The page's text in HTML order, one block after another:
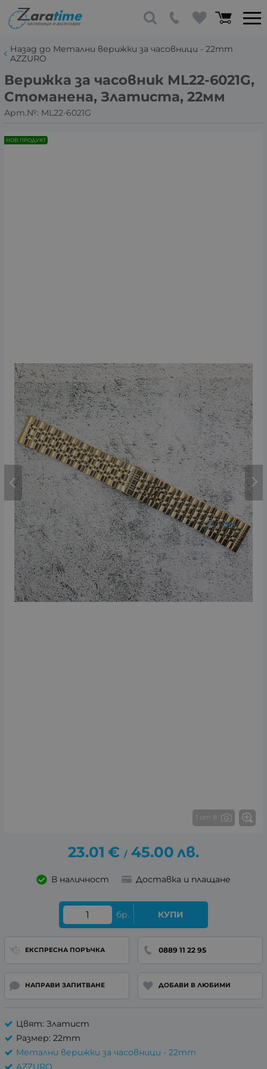
Назад до Метални верижки за часовници - 22mm
AZZURO
Верижка за часовник ML22-6021G,
Стоманена, Златиста, 22мм
Арт.№: ML22-6021G
1 от 8
НОВ ПРОДУКТ
23.01 € / 45.00 лв.
В наличност Доставка и плащане
бр. КУПИ
ЕКСПРЕСНА ПОРЪЧКА 0889 11 22 95
НАПРАВИ ЗАПИТВАНЕ ДОБАВИ В ЛЮБИМИ
Цвят: Златист
Размер: 22mm
Метални верижки за часовници - 22mm
AZZURO